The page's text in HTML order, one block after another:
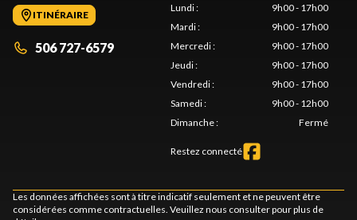
ITINÉRAIRE
506 727-6579
Lundi:
9h00 - 17h00
Mardi:
9h00 - 17h00
Mercredi:
9h00 - 17h00
Jeudi:
9h00 - 17h00
Vendredi:
9h00 - 17h00
Samedi:
9h00 - 12h00
Dimanche: Fermé
Restez connecté
Les données affichées sont à titre indicatif seulement et ne peuvent être
considérées comme contractuelles. Veuillez nous consulter pour plus de